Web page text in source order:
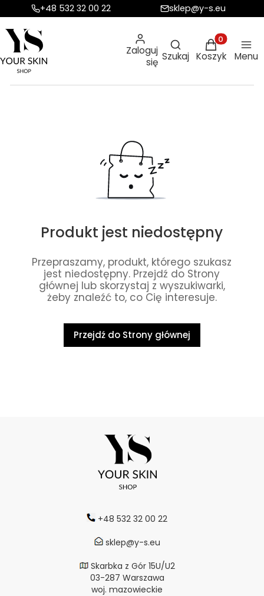
+48 532 32 00 22 sklep@y-s.eu
Zaloguj
się
Otwórz
Szukaj
Produkty w
Koszyk Menu
Produkt jest niedostępny
Przepraszamy, produkt, którego szukasz
jest niedostępny. Przejdź do Strony
głównej lub skorzystaj z wyszukiwarki,
żeby znaleźć to, co Cię interesuje.
Przejdź do Strony głównej
+48 532 32 00 22
sklep@y-s.eu
Skarbka z Gór 15U/U2
03-287 Warszawa
woj. mazowieckie